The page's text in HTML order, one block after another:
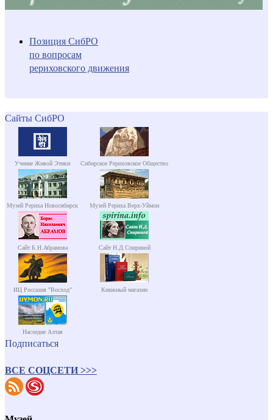
Позиция СибРО
по вопросам
рериховского движения
Сайты СибРО
Учение Живой Этики Сибирское Рериховское Общество
Музей Рериха Новосибирск Музей Рериха Верх-Уймон
Сайт Б.Н.Абрамова Сайт Н.Д.Спириной
ИЦ Россазия "Восход" Книжный магазин
Наследие Алтая
Подписаться
ВСЕ СОЦСЕТИ >>>